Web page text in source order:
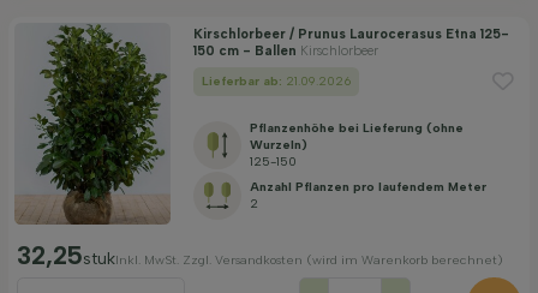
Kirschlorbeer / Prunus Laurocerasus Etna 125-
150 cm - Ballen Kirschlorbeer
Lieferbar ab: 21.09.2026
Pflanzenhöhe bei Lieferung (ohne
Wurzeln)
125-150
Anzahl Pflanzen pro laufendem Meter
2
32,25stukInkl. MwSt. Zzgl. Versandkosten (wird im Warenkorb berechnet)